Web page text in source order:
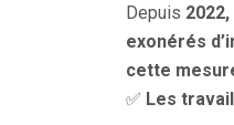
Depuis
exonérés
cette
✅ Les